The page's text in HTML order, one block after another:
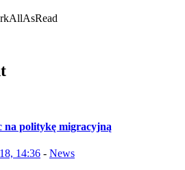
na politykę migracyjną
14:36 - News